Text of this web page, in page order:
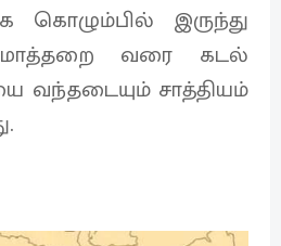
இருந்து
வரை கடல்
சாத்தியம்